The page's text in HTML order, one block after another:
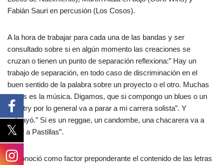
Fabián Sauri en percusión (Los Cosos).
A la hora de trabajar para cada una de las bandas y ser
consultado sobre si en algún momento las creaciones se
cruzan o tienen un punto de separación reflexiona:” Hay un
trabajo de separación, en todo caso de discriminación en el
buen sentido de la palabra sobre un proyecto o el otro. Muchas
veces es la música. Digamos, que si compongo un blues o un
country por lo general va a parar a mi carrera solista”. Y
subrayó.” Si es un reggae, un candombe, una chacarera va a
parar a Pastillas”.
Reconoció como factor preponderante el contenido de las letras